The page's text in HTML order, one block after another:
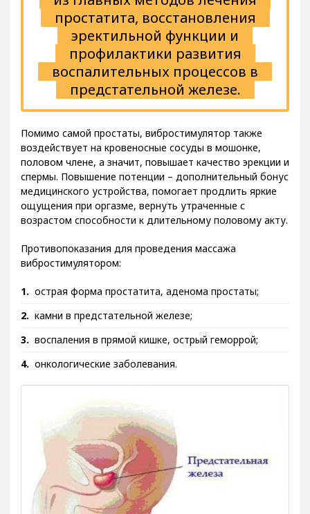
простатита, восстановления
эректильной функции и
профилактики развития
воспалительных процессов в
предстательной железе.
Помимо самой простаты, вибростимулятор также
воздействует на кровеносные сосуды в мошонке,
половом члене, а значит, повышает качество эрекции и
спермы. Повышение потенции – дополнительный бонус
медицинского устройства, помогает продлить яркие
ощущения при оргазме, вернуть утраченные с
возрастом способности к длительному половому акту.
Противопоказания для проведения массажа
вибростимулятором:
острая форма простатита, аденома простаты;
камни в предстательной железе;
воспаления в прямой кишке, острый геморрой;
онкологические заболевания.